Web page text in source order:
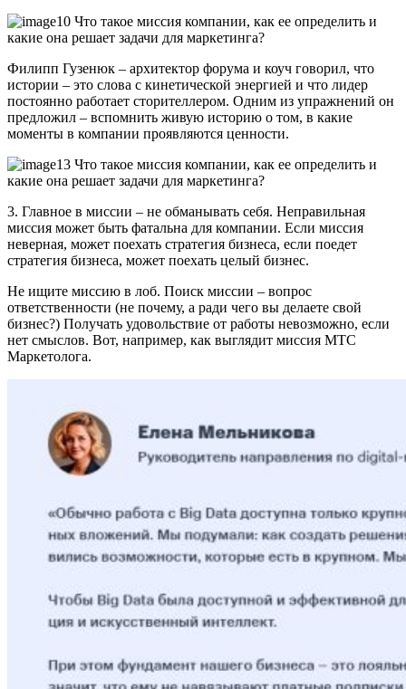
Филипп Гузенюк – архитектор форума и коуч говорил, что
истории – это слова с кинетической энергией и что лидер
постоянно работает сторителлером. Одним из упражнений он
предложил – вспомнить живую историю о том, в какие
моменты в компании проявляются ценности.
3. Главное в миссии – не обманывать себя. Неправильная
миссия может быть фатальна для компании. Если миссия
неверная, может поехать стратегия бизнеса, если поедет
стратегия бизнеса, может поехать целый бизнес.
Не ищите миссию в лоб. Поиск миссии – вопрос
ответственности (не почему, а ради чего вы делаете свой
бизнес?) Получать удовольствие от работы невозможно, если
нет смыслов. Вот, например, как выглядит миссия МТС
Маркетолога.